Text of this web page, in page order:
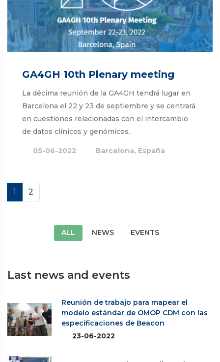
GA4GH 10th Plenary meeting
La décima reunión de la GA4GH tendrá lugar en
Barcelona el 22 y 23 de septiembre y se centrará
en cuestiones relacionadas con el intercambio
de datos clínicos y genómicos.
05-06-2022 Barcelona, España
1 2
ALL NEWS EVENTS
Last news and events
Reunión de trabajo para mapear el
modelo estándar de OMOP CDM con las
especificaciones de Beacon
23-06-2022